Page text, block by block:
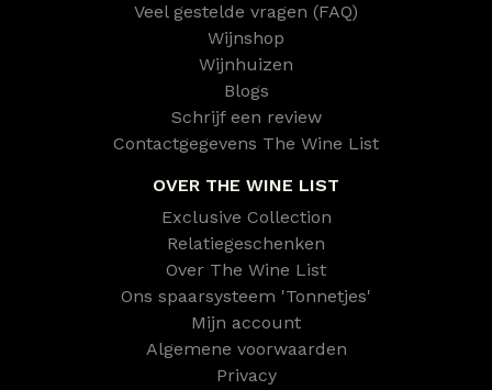
Veel gestelde vragen (FAQ)
Wijnshop
Wijnhuizen
Blogs
Schrijf een review
Contactgegevens The Wine List
OVER THE WINE LIST
Exclusive Collection
Relatiegeschenken
Over The Wine List
Ons spaarsysteem 'Tonnetjes'
Mijn account
Algemene voorwaarden
Privacy